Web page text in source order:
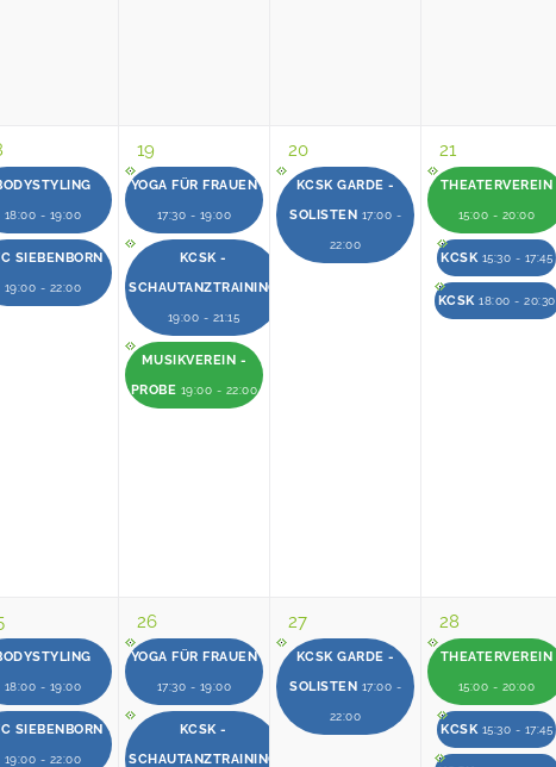
18:00 - 19:00
SIEBENBORN
19:00 - 22:00
19
YOGA FÜR FRAUEN
17:30 - 19:00
KCSK -
SCHAUTANZTRAINING
19:00 - 21:15
MUSIKVEREIN -
PROBE 19:00 - 22:00
20
KCSK GARDE -
SOLISTEN 17:00 -
22:00
21
THEATERVEREIN
15:00 - 20:00
KCSK 15:30 - 17:45
KCSK 18:00 - 20:30
18:00 - 19:00
SIEBENBORN
19:00 - 22:00
26
YOGA FÜR FRAUEN
17:30 - 19:00
KCSK -
SCHAUTANZTRAINING
27
KCSK GARDE -
SOLISTEN 17:00 -
22:00
28
THEATERVEREIN
15:00 - 20:00
KCSK 15:30 - 17:45